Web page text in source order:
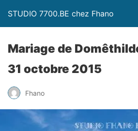
STUDIO 7700.BE chez Fhano
Mariage de
31 octobre 2015
Fhano